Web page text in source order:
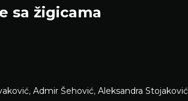
sa žigicama
, Admir Šehović, Aleksandra Stojaković